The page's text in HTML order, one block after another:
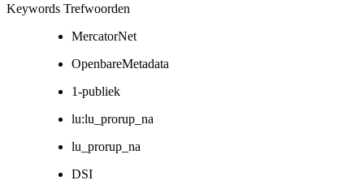
Keywords Trefwoorden
MercatorNet
OpenbareMetadata
1-publiek
lu:lu_prorup_na
lu_prorup_na
DSI